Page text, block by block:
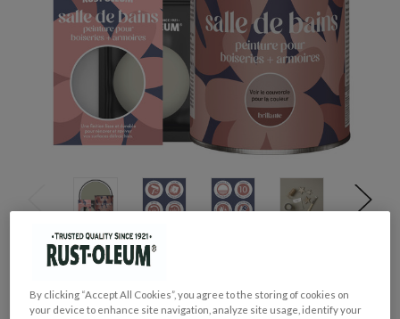
COLLECTION DE COULEUR: Neutres
By clicking “Accept All Cookies”, you agree to the storing of cookies on
your device to enhance site navigation, analyze site usage, identify your